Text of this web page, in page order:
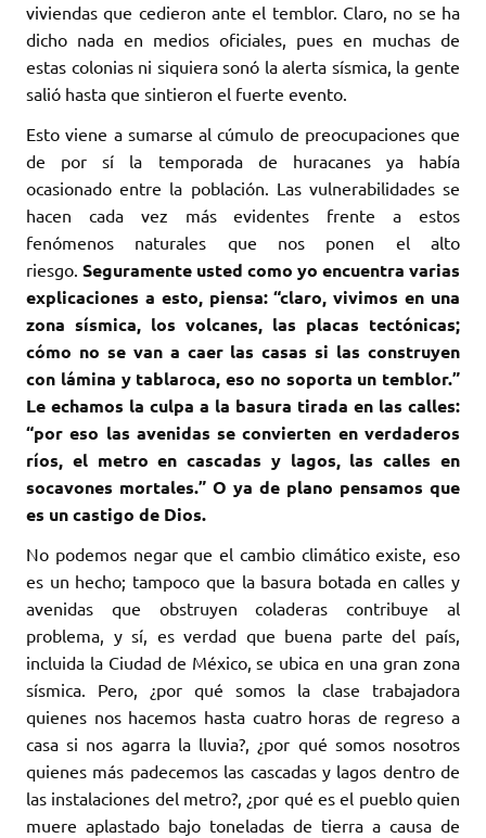
viviendas que cedieron ante el temblor. Claro, no se ha
dicho nada en medios oficiales, pues en muchas de
estas colonias ni siquiera sonó la alerta sísmica, la gente
salió hasta que sintieron el fuerte evento.
Esto viene a sumarse al cúmulo de preocupaciones que
de por sí la temporada de huracanes ya había
ocasionado entre la población. Las vulnerabilidades se
hacen cada vez más evidentes frente a estos
fenómenos naturales que nos ponen el alto
riesgo. Seguramente usted como yo encuentra varias
explicaciones a esto, piensa: “claro, vivimos en una
zona sísmica, los volcanes, las placas tectónicas;
cómo no se van a caer las casas si las construyen
con lámina y tablaroca, eso no soporta un temblor.”
Le echamos la culpa a la basura tirada en las calles:
“por eso las avenidas se convierten en verdaderos
ríos, el metro en cascadas y lagos, las calles en
socavones mortales.” O ya de plano pensamos que
es un castigo de Dios.
No podemos negar que el cambio climático existe, eso
es un hecho; tampoco que la basura botada en calles y
avenidas que obstruyen coladeras contribuye al
problema, y sí, es verdad que buena parte del país,
incluida la Ciudad de México, se ubica en una gran zona
sísmica. Pero, ¿por qué somos la clase trabajadora
quienes nos hacemos hasta cuatro horas de regreso a
casa si nos agarra la lluvia?, ¿por qué somos nosotros
quienes más padecemos las cascadas y lagos dentro de
las instalaciones del metro?, ¿por qué es el pueblo quien
muere aplastado bajo toneladas de tierra a causa de